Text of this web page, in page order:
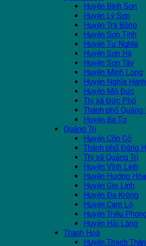
Huyện Bình Sơn
Huyện Lý Sơn
Huyện Trà Bồng
Huyện Sơn Tịnh
Huyện Tư Nghĩa
Huyện Sơn Hà
Huyện Sơn Tây
Huyện Minh Long
Huyện Nghĩa Hành
Huyện Mộ Đức
Thị xã Đức Phổ
Thành phố Quảng
Huyện Ba Tơ
Quảng Trị
Huyện Cồn Cỏ
Thành phố Đông
Thị xã Quảng Trị
Huyện Vĩnh Linh
Huyện Hướng Hóa
Huyện Gio Linh
Huyện Đa Krông
Huyện Cam Lộ
Huyện Triệu
Huyện Hải Lăng
Thanh Hoá
Huyện Thạch